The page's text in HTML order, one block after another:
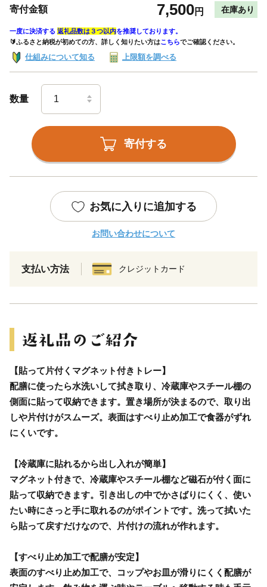
寄付金額 7,500円 在庫あり
一度に決済する 返礼品数は３つ以内を推奨しております。
🔰ふるさと納税が初めての方、詳しく知りたい方はこちらでご確認ください。
仕組みについて知る 上限額を調べる
数量
寄付する
お気に入りに追加する
お問い合わせについて
支払い方法 クレジットカード
【貼って片付くマグネット付きトレー】
配膳に使ったら水洗いして拭き取り、冷蔵庫やスチール棚の
側面に貼って収納できます。置き場所が決まるので、取り出
しや片付けがスムーズ。表面はすべり止め加工で食器がずれ
にくいです。
【冷蔵庫に貼れるから出し入れが簡単】
マグネット付きで、冷蔵庫やスチール棚など磁石が付く面に
貼って収納できます。引き出しの中でかさばりにくく、使い
たい時にさっと手に取れるのがポイントです。洗って拭いた
ら貼って戻すだけなので、片付けの流れが作れます。
【すべり止め加工で配膳が安定】
表面のすべり止め加工で、コップやお皿が滑りにくく配膳が